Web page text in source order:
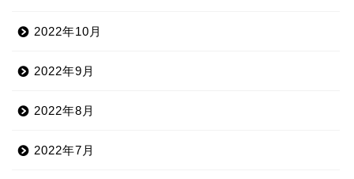
2022年10月
2022年9月
2022年8月
2022年7月